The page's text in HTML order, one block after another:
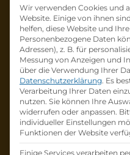
besetzt!
Die LehrstelleLehre
aubeiPENNY
Firmenprofil
Andere Lehrstelle
Wir verwenden Cookies und
Website. Einige von ihnen
helfen, diese Website und
Personenbezogene Daten
Adressen), z. B. für
Messung von Anzeigen und
über die Verwendung Ihrer
Datenschutzerklärung. Es
Verarbeitung Ihrer Daten
nutzen. Sie können Ihre
widerrufen oder anpassen.
individueller Einstellungen
Funktionen der Website
Einige Services verarbeiten